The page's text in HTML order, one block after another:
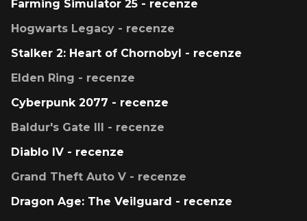
Farming Simulator 25 - recenze
Hogwarts Legacy - recenze
Stalker 2: Heart of Chornobyl - recenze
Elden Ring - recenze
Cyberpunk 2077 - recenze
Baldur's Gate III - recenze
Diablo IV - recenze
Grand Theft Auto V - recenze
Dragon Age: The Veilguard - recenze